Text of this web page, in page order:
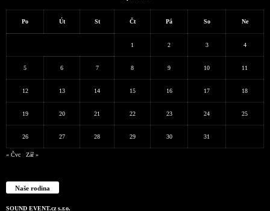
Po Út St Čt Pá So Ne
1 2 3 4
5 6 7 8 9 10 11
12 13 14 15 16 17 18
19 20 21 22 23 24 25
26 27 28 29 30 31
« Čvc Zář »
Naše rodina
SOUND EVENT.cz s.r.o.